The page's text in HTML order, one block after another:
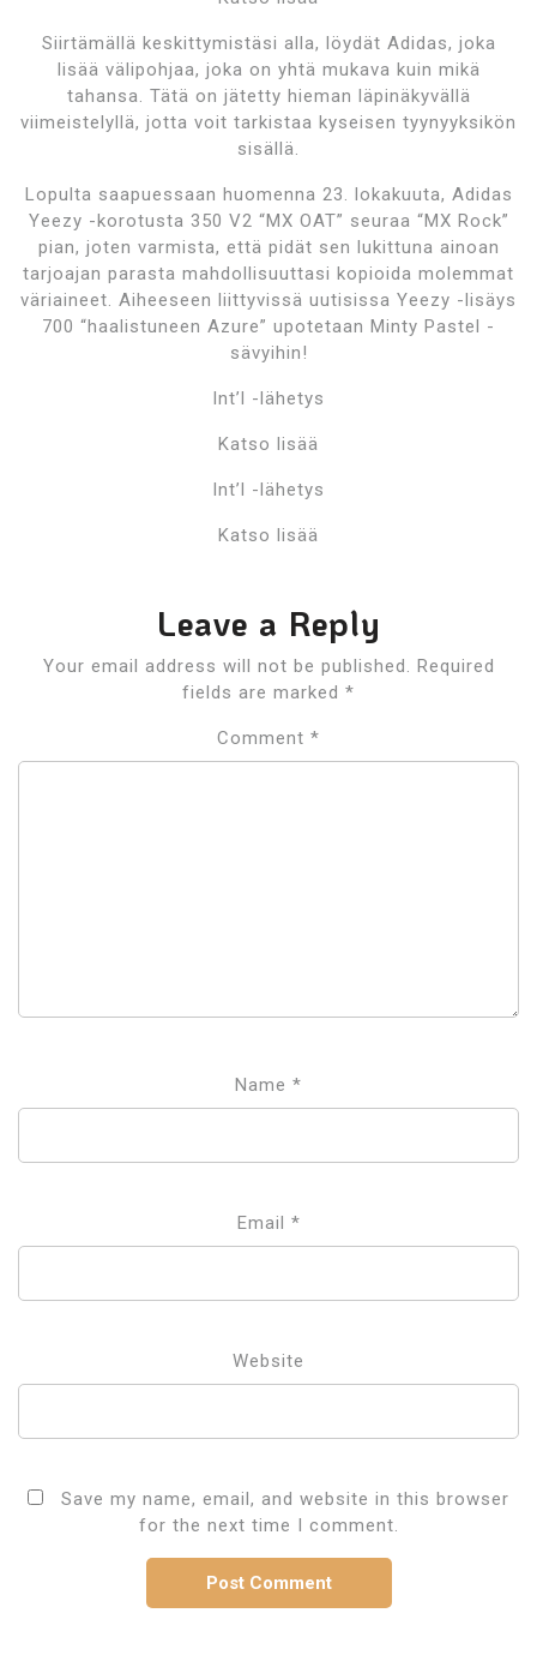
Siirtämällä keskittymistäsi alla, löydät Adidas, joka
lisää välipohjaa, joka on yhtä mukava kuin mikä
tahansa. Tätä on jätetty hieman läpinäkyvällä
viimeistelyllä, jotta voit tarkistaa kyseisen tyynyyksikön
sisällä.
Lopulta saapuessaan huomenna 23. lokakuuta, Adidas
Yeezy -korotusta 350 V2 “MX OAT” seuraa “MX Rock”
pian, joten varmista, että pidät sen lukittuna ainoan
tarjoajan parasta mahdollisuuttasi kopioida molemmat
väriaineet. Aiheeseen liittyvissä uutisissa Yeezy -lisäys
700 “haalistuneen Azure” upotetaan Minty Pastel -
sävyihin!
Int’l -lähetys
Katso lisää
Int’l -lähetys
Katso lisää
Leave a Reply
Your email address will not be published.
Required
fields are marked *
Comment *
Name *
Email *
Website
Save my name, email, and website in this browser
for the next time I comment.